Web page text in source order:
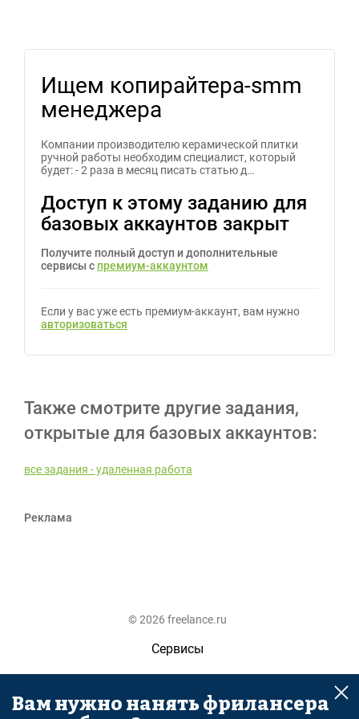
Ищем копирайтера-smm
менеджера
Компании производителю керамической плитки
ручной работы необходим специалист, который
будет: - 2 раза в месяц писать статью д…
Доступ к этому заданию для
базовых аккаунтов закрыт
Получите полный доступ и дополнительные
сервисы с премиум-аккаунтом
Если у вас уже есть премиум-аккаунт, вам нужно
авторизоваться
Также смотрите другие задания,
открытые для базовых аккаунтов:
все задания - удаленная работа
Реклама
© 2026 freelance.ru
Сервисы
Помощь
Поиск
Вам нужно нанять фрилансера